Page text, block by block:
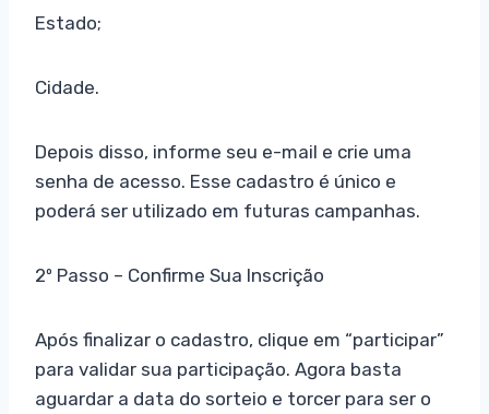
Estado;
Cidade.
Depois disso, informe seu e-mail e crie uma
senha de acesso. Esse cadastro é único e
poderá ser utilizado em futuras campanhas.
2º Passo – Confirme Sua Inscrição
Após finalizar o cadastro, clique em “participar”
para validar sua participação. Agora basta
aguardar a data do sorteio e torcer para ser o